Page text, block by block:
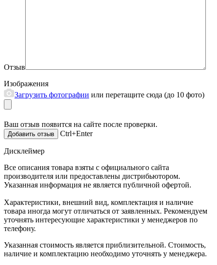
Отзыв
Изображения
Загрузить фотографии или перетащите сюда (до 10 фото)
Ваш отзыв появится на сайте после проверки.
Ctrl+Enter
Дисклеймер
Все описания товара взяты с официального сайта
производителя или предоставлены дистрибьютором.
Указанная информация не является публичной офертой.
Характеристики, внешний вид, комплектация и наличие
товара иногда могут отличаться от заявленных. Рекомендуем
уточнять интересующие характеристики у менеджеров по
телефону.
Указанная стоимость является приблизительной. Стоимость,
наличие и комплектацию необходимо уточнять у менеджера.